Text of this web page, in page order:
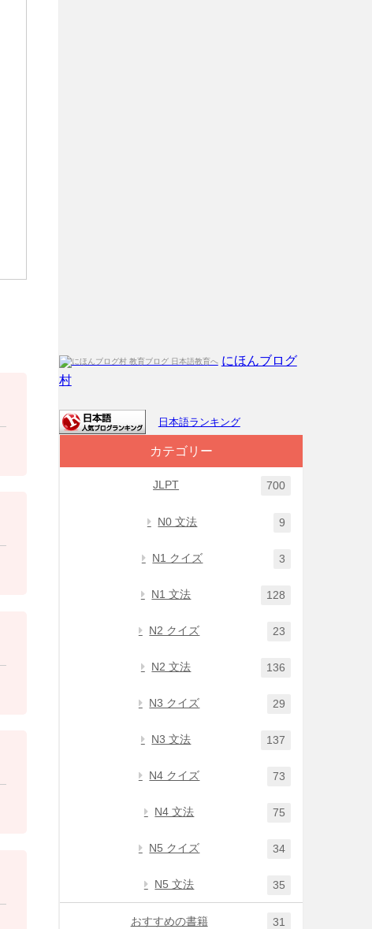
にほんブログ
村
日本語ランキング
カテゴリー
JLPT 700
N0 文法 9
N1 クイズ 3
N1 文法 128
N2 クイズ 23
N2 文法 136
N3 クイズ 29
N3 文法 137
N4 クイズ 73
N4 文法 75
N5 クイズ 34
N5 文法 35
おすすめの書籍 31